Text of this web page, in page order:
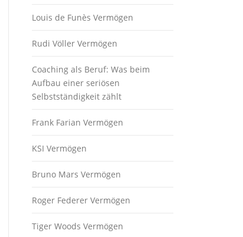
Louis de Funès Vermögen
Rudi Völler Vermögen
Coaching als Beruf: Was beim
Aufbau einer seriösen
Selbstständigkeit zählt
Frank Farian Vermögen
KSI Vermögen
Bruno Mars Vermögen
Roger Federer Vermögen
Tiger Woods Vermögen